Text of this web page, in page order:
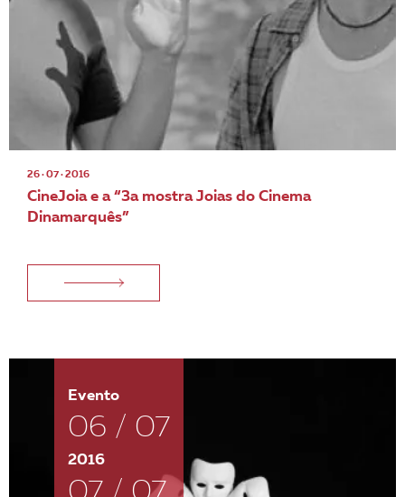
26 · 07 · 2016
CineJoia e a “3a mostra Joias do Cinema
Dinamarquês”
Evento
06 / 07
2016